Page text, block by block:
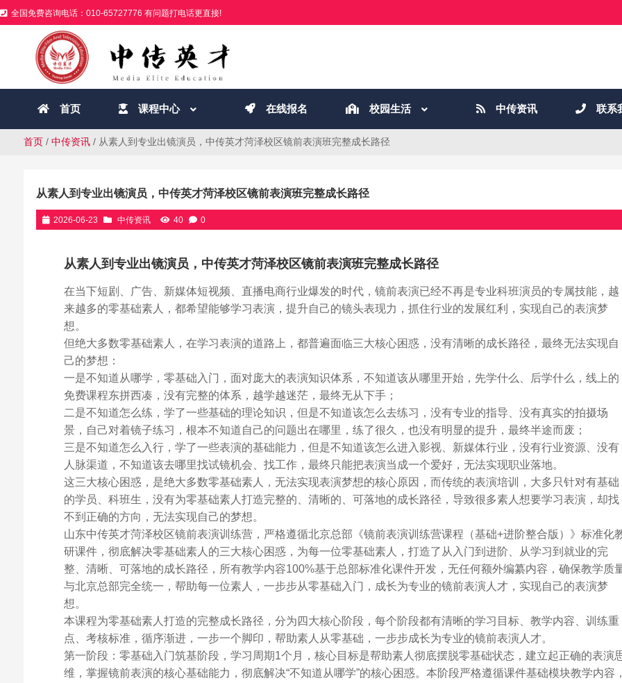
全国免费咨询电话：010-65727776 有问题打电话更直接!
首页 课程中心 在线报名 校园生活 中传资讯 联系
首页/ 中传资讯/ 从素人到专业出镜演员，中传英才菏泽校区镜前表演班完整成长路径
从素人到专业出镜演员，中传英才菏泽校区镜前表演班完整成长路径
2026-06-23 中传资讯 40 0
从素人到专业出镜演员，中传英才菏泽校区镜前表演班完整成长路径
在当下短剧、广告、新媒体短视频、直播电商行业爆发的时代，镜前表演已经不再是专业科班演员的专属技能，越
来越多的零基础素人，都希望能够学习表演，提升自己的镜头表现力，抓住行业的发展红利，实现自己的表演梦
想。
但绝大多数零基础素人，在学习表演的道路上，都普遍面临三大核心困惑，没有清晰的成长路径，最终无法实现自
己的梦想：
一是不知道从哪学，零基础入门，面对庞大的表演知识体系，不知道该从哪里开始，先学什么、后学什么，线上的
免费课程东拼西凑，没有完整的体系，越学越迷茫，最终无从下手；
二是不知道怎么练，学了一些基础的理论知识，但是不知道该怎么去练习，没有专业的指导、没有真实的拍摄场
景，自己对着镜子练习，根本不知道自己的问题出在哪里，练了很久，也没有明显的提升，最终半途而废；
三是不知道怎么入行，学了一些表演的基础能力，但是不知道该怎么进入影视、新媒体行业，没有行业资源、没有
人脉渠道，不知道该去哪里找试镜机会、找工作，最终只能把表演当成一个爱好，无法实现职业落地。
这三大核心困惑，是绝大多数零基础素人，无法实现表演梦想的核心原因，而传统的表演培训，大多只针对有基础
的学员、科班生，没有为零基础素人打造完整的、清晰的、可落地的成长路径，导致很多素人想要学习表演，却找
不到正确的方向，无法实现自己的梦想。
山东中传英才菏泽校区镜前表演训练营，严格遵循北京总部《镜前表演训练营课程（基础+进阶整合版）》标准化
研课件，彻底解决零基础素人的三大核心困惑，为每一位零基础素人，打造了从入门到进阶、从学习到就业的完
整、清晰、可落地的成长路径，所有教学内容100%基于总部标准化课件开发，无任何额外编纂内容，确保教学质
与北京总部完全统一，帮助每一位素人，一步步从零基础入门，成长为专业的镜前表演人才，实现自己的表演梦
想。
本课程为零基础素人打造的完整成长路径，分为四大核心阶段，每个阶段都有清晰的学习目标、教学内容、训练重
点、考核标准，循序渐进，一步一个脚印，帮助素人从零基础，一步步成长为专业的镜前表演人才。
第一阶段：零基础入门筑基阶段，学习周期1个月，核心目标是帮助素人彻底摆脱零基础状态，建立起正确的表演
维，掌握镜前表演的核心基础能力，彻底解决“不知道从哪学”的核心困惑。本阶段严格遵循课件基础模块教学内容，